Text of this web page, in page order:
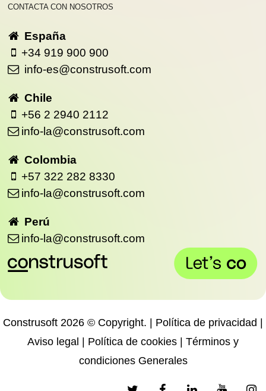
CONTACTA CON NOSOTROS
España
+34 919 900 900
info-es@construsoft.com
Chile
+56 2 2940 2112
info-la@construsoft.com
Colombia
+57 322 282 8330
info-la@construsoft.com
Perú
info-la@construsoft.com
Construsoft 2026 © Copyright. | Política de privacidad
Aviso legal
Política de cookies
Términos y
condiciones Generales